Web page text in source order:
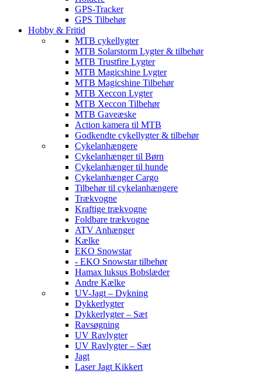
GPS-Tracker
GPS Tilbehør
Hobby & Fritid
MTB cykellygter
MTB Solarstorm Lygter & tilbehør
MTB Trustfire Lygter
MTB Magicshine Lygter
MTB Magicshine Tilbehør
MTB Xeccon Lygter
MTB Xeccon Tilbehør
MTB Gaveæske
Action kamera til MTB
Godkendte cykellygter & tilbehør
Cykelanhængere
Cykelanhænger til Børn
Cykelanhænger til hunde
Cykelanhænger Cargo
Tilbehør til cykelanhængere
Trækvogne
Kraftige trækvogne
Foldbare trækvogne
ATV Anhænger
Kælke
EKO Snowstar
- EKO Snowstar tilbehør
Hamax luksus Bobslæder
Andre Kælke
UV-Jagt – Dykning
Dykkerlygter
Dykkerlygter – Sæt
Ravsøgning
UV Ravlygter
UV Ravlygter – Sæt
Jagt
Laser Jagt Kikkert